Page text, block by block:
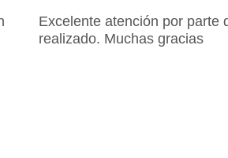
Excelente atención por parte
realizado. Muchas gracias